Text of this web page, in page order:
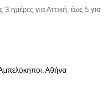
ημέρες για Αττική, έως 5 για
Αθήνα